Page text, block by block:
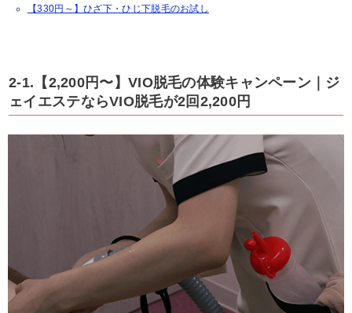
【330円～】ひざ下・ひじ下脱毛のお試し
2-1.【2,200円〜】VIO脱毛の体験キャンペーン｜ジ
ェイエステならVIO脱毛が2回2,200円